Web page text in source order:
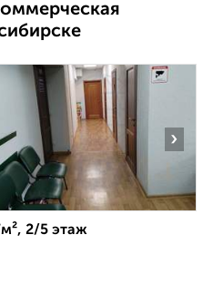
›
2/5 этаж